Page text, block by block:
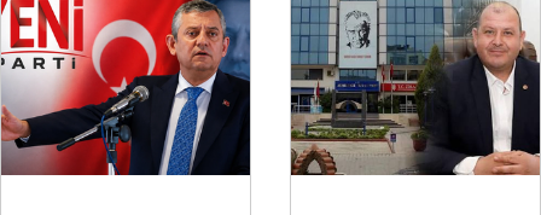
İZSU Genel Müdürü Gürkan Erdoğan:
“İzmir susuz bırakılmayacak, 25 milyon
metreküp ilave su sağladık”